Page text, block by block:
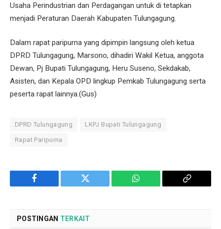
Usaha Perindustrian dan Perdagangan untuk di tetapkan
menjadi Peraturan Daerah Kabupaten Tulungagung.
Dalam rapat paripurna yang dipimpin langsung oleh ketua
DPRD Tulungagung, Marsono, dihadiri Wakil Ketua, anggota
Dewan, Pj Bupati Tulungagung, Heru Suseno, Sekdakab,
Asisten, dan Kepala OPD lingkup Pemkab Tulungagung serta
peserta rapat lainnya.(Gus)
DPRD Tulungagung LKPJ Bupati Tulungagung
Rapat Paripurna
Facebook Twitter WhatsApp
Copy
POSTINGAN TERKAIT